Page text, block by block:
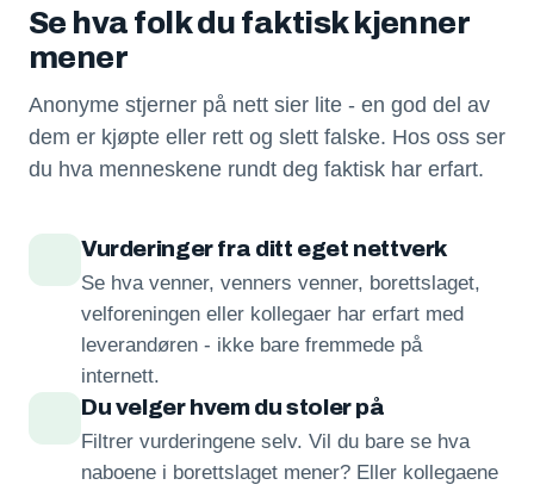
Se hva folk du faktisk kjenner
mener
Anonyme stjerner på nett sier lite - en god del av
dem er kjøpte eller rett og slett falske. Hos oss ser
du hva menneskene rundt deg faktisk har erfart.
Vurderinger fra ditt eget nettverk
Se hva venner, venners venner, borettslaget,
velforeningen eller kollegaer har erfart med
leverandøren - ikke bare fremmede på
internett.
Du velger hvem du stoler på
Filtrer vurderingene selv. Vil du bare se hva
naboene i borettslaget mener? Eller kollegaene